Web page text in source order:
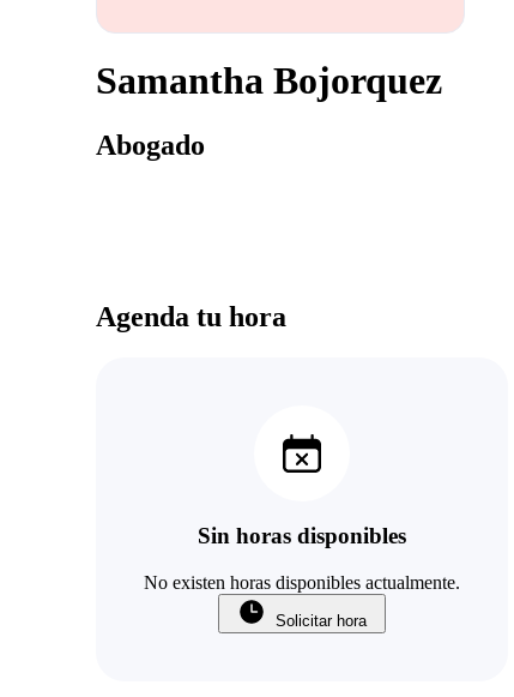
Samantha Bojorquez
Abogado
Agenda tu hora
Sin horas disponibles
No existen horas disponibles actualmente.
Solicitar hora